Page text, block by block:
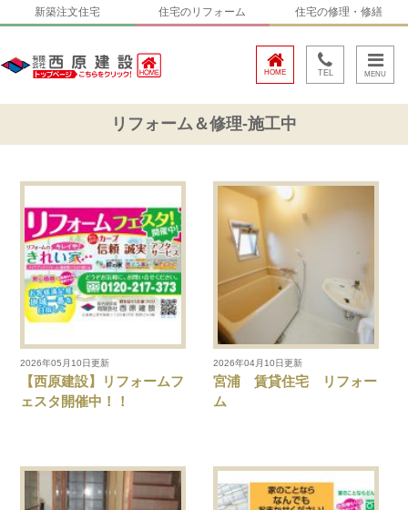
新築注文住宅 住宅のリフォーム 住宅の修理・修繕
TEL
HOME
リフォーム＆修理-施工中
2026年05月10日更新
【西原建設】リフォームフ
ェスタ開催中！！
2026年04月10日更新
宮浦 賃貸住宅 リフォー
ム